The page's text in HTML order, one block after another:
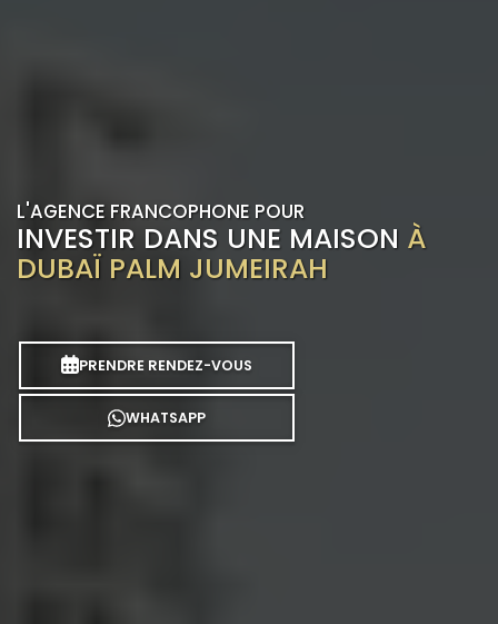
L'AGENCE FRANCOPHONE POUR
INVESTIR DANS UNE MAISON À
DUBAÏ PALM JUMEIRAH
PRENDRE RENDEZ-VOUS
WHATSAPP